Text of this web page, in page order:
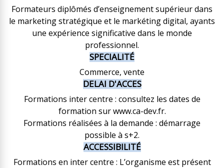
Formateurs diplômés d’enseignement supérieur dans
le marketing stratégique et le markéting digital, ayants
une expérience significative dans le monde
professionnel.
SPECIALITÉ
Commerce, vente
DELAI D'ACCES
Formations inter centre : consultez les dates de
formation sur www.ca-dev.fr.
Formations réalisées à la demande : démarrage
possible à s+2.
ACCESSIBILITÉ
Formations en inter centre : L’organisme est présent